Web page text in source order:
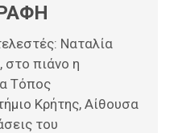
Ναταλία
πιάνο η
Τόπος
Κρήτης, Αίθουσα
του